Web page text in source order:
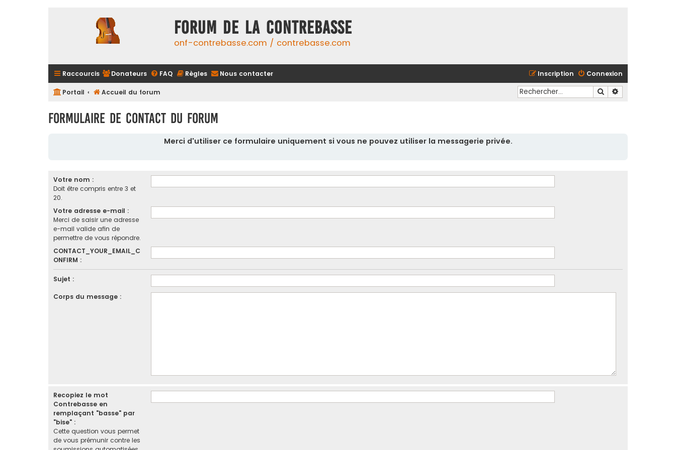
FORUM DE LA CONTREBASSE
onf-contrebasse.com / contrebasse.com
Raccourcis Donateurs FAQ Règles Nous contacter Connexion
Inscription
Portail Accueil du forum Rechercher
Formulaire de contact du forum
Merci d'utiliser ce formulaire uniquement si vous ne pouvez utiliser la messagerie privée.
Votre nom :
Doit être compris entre 3 et
20.
Votre adresse e-mail :
Merci de saisir une adresse
e-mail valide afin de
permettre de vous répondre.
CONTACT_YOUR_EMAIL_C
ONFIRM :
Sujet :
Corps du message :
Recopiez le mot
Contrebasse en
remplaçant "basse" par
"bise" :
Cette question vous permet
de vous prémunir contre les